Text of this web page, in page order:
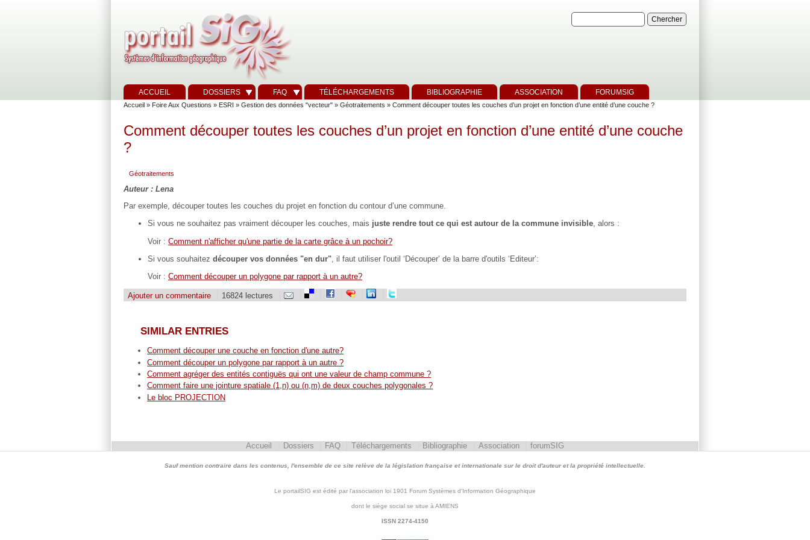
ACCUEIL DOSSIERS FAQ TÉLÉCHARGEMENTS BIBLIOGRAPHIE ASSOCIATION FORUMSIG
Accueil » Foire Aux Questions » ESRI » Gestion des données "vecteur" » Géotraitements » Comment découper toutes les couches d’un projet en fonction d’une entité d’une couche ?
Comment découper toutes les couches d’un projet en fonction d’une entité d’une couche
?
Géotraitements
Auteur : Lena
Par exemple, découper toutes les couches du projet en fonction du contour d’une commune.
Si vous ne souhaitez pas vraiment découper les couches, mais juste rendre tout ce qui est autour de la commune invisible, alors :
Voir : Comment n'afficher qu'une partie de la carte grâce à un pochoir?
Si vous souhaitez découper vos données "en dur" , il faut utiliser l'outil ‘Découper’ de la barre d'outils ‘Editeur’:
Voir : Comment découper un polygone par rapport à un autre?
Ajouter un commentaire 16824 lectures
SIMILAR ENTRIES
Comment découper une couche en fonction d'une autre?
Comment découper un polygone par rapport à un autre ?
Comment agréger des entités contiguës qui ont une valeur de champ commune ?
Comment faire une jointure spatiale (1,n) ou (n,m) de deux couches polygonales ?
Le bloc PROJECTION
Accueil Dossiers FAQ Téléchargements Bibliographie Association forumSIG
Sauf mention contraire dans les contenus, l'ensemble de ce site relève de la législation française et internationale sur le droit d'auteur et la propriété intellectuelle.
Le portailSIG est édité par l'association loi 1901 Forum Systèmes d'Information Géographique
dont le siège social se situe à AMIENS
ISSN 2274-4150